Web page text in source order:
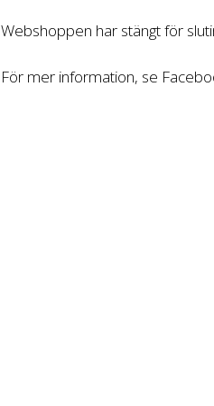
Webshoppen har stängt för
För mer information, se